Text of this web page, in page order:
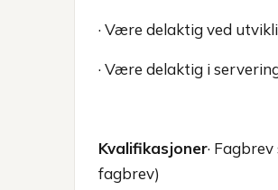
· Være delaktig ved
· Være delaktig i
Kvalifikasjoner·
fagbrev)